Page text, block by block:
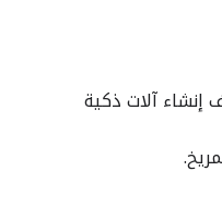
آلات ذكية